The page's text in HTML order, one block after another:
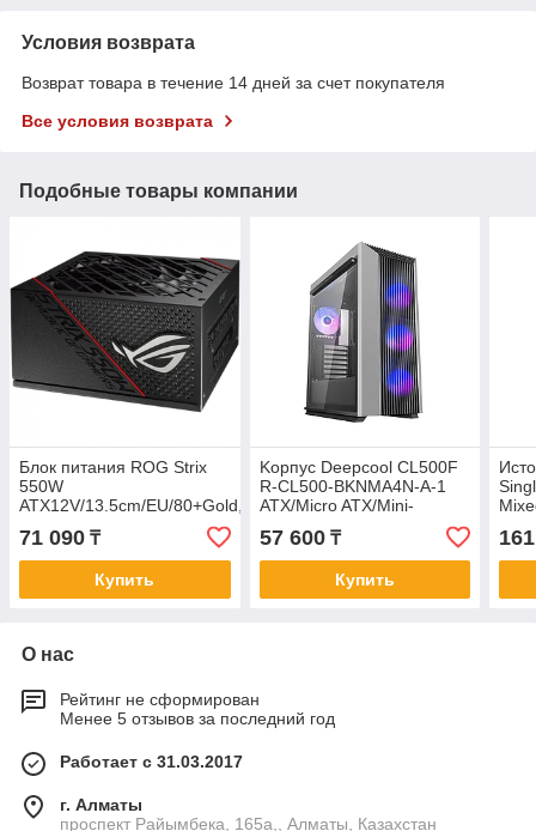
Условия возврата
Возврат товара в течение 14 дней за счет покупателя
Все условия возврата
Подобные товары компании
Блок питания ROG Strix
550W
ATX12V/13.5cm/EU/80+Gold,
Full modular, ROG-STRIX-
550G
71 090 ₸
Купить
Kорпус Deepcool CL500F
R-CL500-BKNMA4N-A-1
ATX/Micro ATX/Mini-
ITX,USB,3.1*2, HD-
Audio+Mic,Кулер4*120см
57 600₸
Купить
О нас
Рейтинг не сформирован
Менее 5 отзывов за последний год
Работает с 31.03.2017
г. Алматы
проспект Райымбека, 165а,, Алматы, Казахстан